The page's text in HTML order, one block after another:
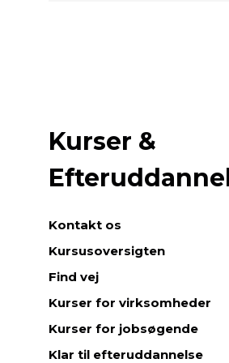
Kurser &
Kontakt os
Kursusoversigten
Find vej
Kurser for virksomheder
Kurser for jobsøgende
Klar til efteruddannelse